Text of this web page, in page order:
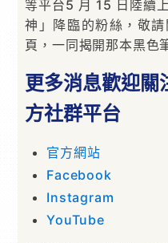
等平台5 月 15 日陸續
神」降臨的粉絲，敬
頁，一同揭開那本黑色
更多消息歡迎關
方社群平台
官方網站
Facebook
Instagram
YouTube